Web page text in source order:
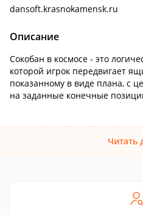
dansoft.krasnokamensk.ru
Описание
Сокобан в космосе - это
которой игрок передвигает
показанному в виде плана, с
на заданные конечные
Читать